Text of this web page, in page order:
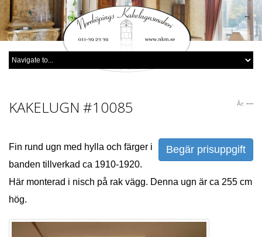
År: ---
KAKELUGN #10085
Begär prisuppgift
Fin rund ugn med hylla och färger i
banden tillverkad ca 1910-1920.
Här monterad i nisch på rak vägg. Denna ugn är ca 255 cm
hög.